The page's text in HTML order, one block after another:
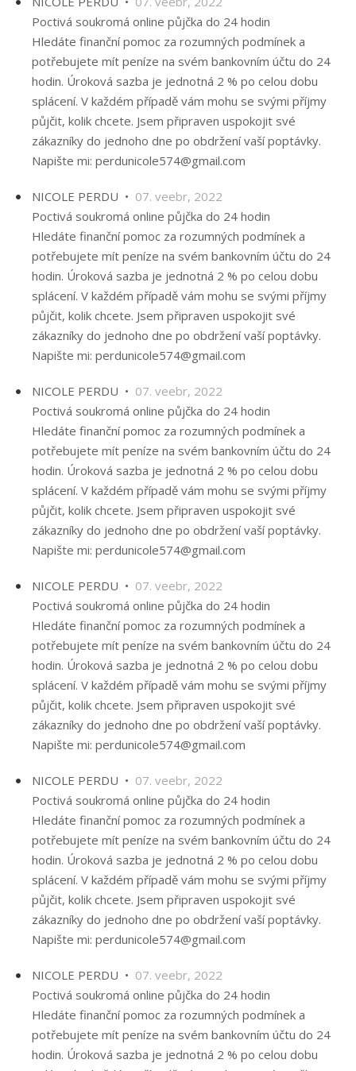
Poctivá soukromá online půjčka do 24 hodin
Hledáte finanční pomoc za rozumných podmínek a
potřebujete mít peníze na svém bankovním účtu do 24
hodin. Úroková sazba je jednotná 2 % po celou dobu
splácení. V každém případě vám mohu se svými příjmy
půjčit, kolik chcete. Jsem připraven uspokojit své
zákazníky do jednoho dne po obdržení vaší poptávky.
Napište mi: perdunicole574@gmail.com
NICOLE PERDU • 07. veebr, 2022
Poctivá soukromá online půjčka do 24 hodin
Hledáte finanční pomoc za rozumných podmínek a
potřebujete mít peníze na svém bankovním účtu do 24
hodin. Úroková sazba je jednotná 2 % po celou dobu
splácení. V každém případě vám mohu se svými příjmy
půjčit, kolik chcete. Jsem připraven uspokojit své
zákazníky do jednoho dne po obdržení vaší poptávky.
Napište mi: perdunicole574@gmail.com
NICOLE PERDU • 07. veebr, 2022
Poctivá soukromá online půjčka do 24 hodin
Hledáte finanční pomoc za rozumných podmínek a
potřebujete mít peníze na svém bankovním účtu do 24
hodin. Úroková sazba je jednotná 2 % po celou dobu
splácení. V každém případě vám mohu se svými příjmy
půjčit, kolik chcete. Jsem připraven uspokojit své
zákazníky do jednoho dne po obdržení vaší poptávky.
Napište mi: perdunicole574@gmail.com
NICOLE PERDU • 07. veebr, 2022
Poctivá soukromá online půjčka do 24 hodin
Hledáte finanční pomoc za rozumných podmínek a
potřebujete mít peníze na svém bankovním účtu do 24
hodin. Úroková sazba je jednotná 2 % po celou dobu
splácení. V každém případě vám mohu se svými příjmy
půjčit, kolik chcete. Jsem připraven uspokojit své
zákazníky do jednoho dne po obdržení vaší poptávky.
Napište mi: perdunicole574@gmail.com
NICOLE PERDU • 07. veebr, 2022
Poctivá soukromá online půjčka do 24 hodin
Hledáte finanční pomoc za rozumných podmínek a
potřebujete mít peníze na svém bankovním účtu do 24
hodin. Úroková sazba je jednotná 2 % po celou dobu
splácení. V každém případě vám mohu se svými příjmy
půjčit, kolik chcete. Jsem připraven uspokojit své
zákazníky do jednoho dne po obdržení vaší poptávky.
Napište mi: perdunicole574@gmail.com
NICOLE PERDU • 07. veebr, 2022
Poctivá soukromá online půjčka do 24 hodin
Hledáte finanční pomoc za rozumných podmínek a
potřebujete mít peníze na svém bankovním účtu do 24
hodin. Úroková sazba je jednotná 2 % po celou dobu